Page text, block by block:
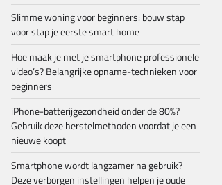
Slimme woning voor beginners: bouw stap
voor stap je eerste smart home
Hoe maak je met je smartphone professionele
video’s? Belangrijke opname-technieken voor
beginners
iPhone-batterijgezondheid onder de 80%?
Gebruik deze herstelmethoden voordat je een
nieuwe koopt
Smartphone wordt langzamer na gebruik?
Deze verborgen instellingen helpen je oude